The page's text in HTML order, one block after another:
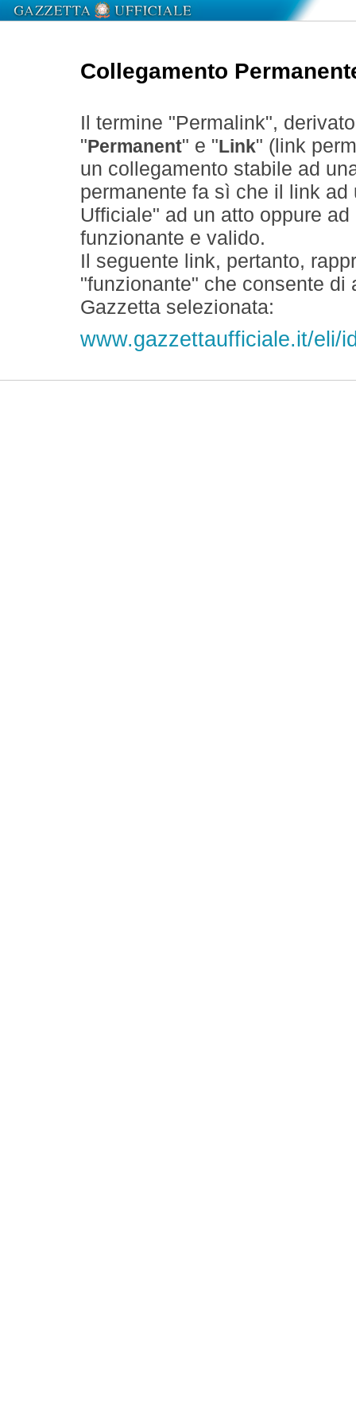
Collegamento
Il termine "Permalink",
" Permanent" e " Link" (link
un collegamento stabile ad
permanente fa sì che il link
Ufficiale" ad un atto oppure
funzionante e valido.
Il seguente link, pertanto,
"funzionante" che consente
Gazzetta selezionata:
www.gazzettaufficiale.it/eli/